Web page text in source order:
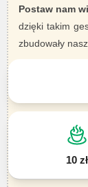
Postaw nam
dzięki takim
zbudowały
10 zł